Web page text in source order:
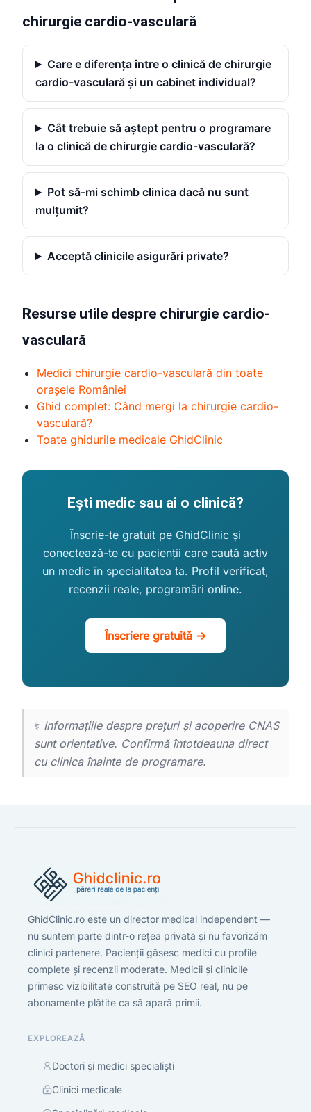
chirurgie cardio-vasculară
Care e diferența între o clinică de chirurgie
cardio-vasculară și un cabinet individual?
Cât trebuie să aștept pentru o programare
la o clinică de chirurgie cardio-vasculară?
Pot să-mi schimb clinica dacă nu sunt
mulțumit?
Acceptă clinicile asigurări private?
Resurse utile despre chirurgie cardio-
vasculară
Medici chirurgie cardio-vasculară din toate
orașele României
Ghid complet: Când mergi la chirurgie cardio-
vasculară?
Toate ghidurile medicale GhidClinic
Ești medic sau ai o clinică?
Înscrie-te gratuit pe GhidClinic și
conectează-te cu pacienții care caută activ
un medic în specialitatea ta. Profil verificat,
recenzii reale, programări online.
Înscriere gratuită →
⚕️ Informațiile despre prețuri și acoperire CNAS
sunt orientative. Confirmă întotdeauna direct
cu clinica înainte de programare.
GhidClinic.ro este un director medical independent —
nu suntem parte dintr-o rețea privată și nu favorizăm
clinici partenere. Pacienții găsesc medici cu profile
complete și recenzii moderate. Medicii și clinicile
primesc vizibilitate construită pe SEO real, nu pe
abonamente plătite ca să apară primii.
EXPLOREAZĂ
Doctori și medici specialiști
Clinici medicale